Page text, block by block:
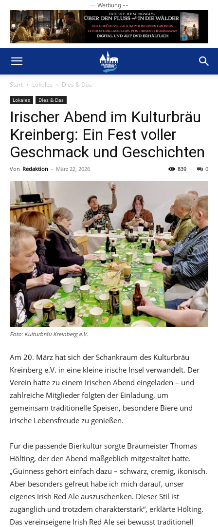
-- Werbung --
Start Lokales Dies & Das
Lokales Dies & Das
Irischer Abend im Kulturbräu
Kreinberg: Ein Fest voller
Geschmack und Geschichten
Von Redaktion - März 22, 2026 0
839
Foto: Kulturbräu Kreinberg e.V.
Am 20. März hat sich der Schankraum des Kulturbräu
Kreinberg e.V. in eine kleine irische Insel verwandelt. Der
Verein hatte zu einem Irischen Abend eingeladen – und
zahlreiche Mitglieder folgten der Einladung, um
gemeinsam traditionelle Speisen, besondere Biere und
irische Lebensfreude zu genießen.
Für die passende Bierkultur sorgte Braumeister Thomas
Hölting, der den Abend maßgeblich mitgestaltet hatte.
„Guinness gehört einfach dazu – schwarz, cremig, ikonisch.
Aber besonders gefreut habe ich mich darauf, unser
eigenes Irish Red Ale auszuschenken. Dieser Stil ist
zugänglich und trotzdem charakterstark“, erklärte Hölting.
Das vereinseigene Irish Red Ale sei bewusst traditionell